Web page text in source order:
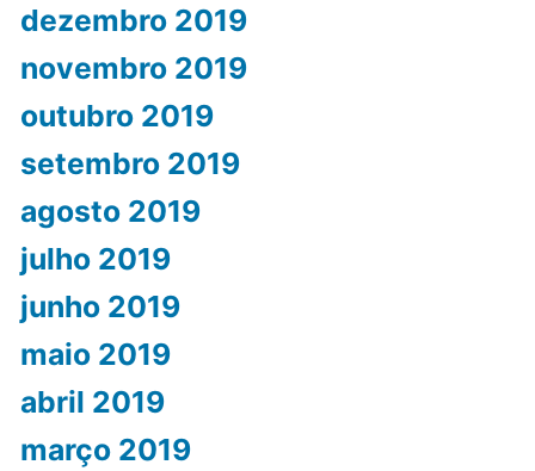
dezembro 2019
novembro 2019
outubro 2019
setembro 2019
agosto 2019
julho 2019
junho 2019
maio 2019
abril 2019
março 2019